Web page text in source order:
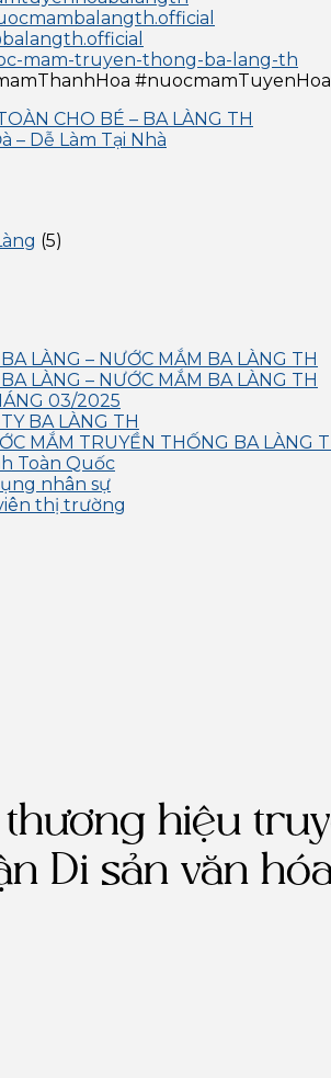
mam-truyen-thong-ba-lang-th
CHO BÉ – BA LÀNG TH
– Dễ Làm Tại Nhà
(5)
LÀNG – NƯỚC MẮM BA LÀNG TH
LÀNG – NƯỚC MẮM BA LÀNG TH
03/2025
BA LÀNG TH
MẮM TRUYỀN THỐNG BA LÀNG
Toàn Quốc
nhân sự
thị trường
thương hiệu
Di sản văn